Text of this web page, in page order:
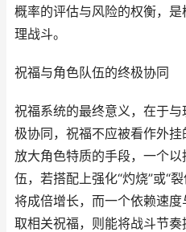
概率的评估与风险的权衡，
理战斗。
祝福与角色队伍的终极协同
祝福系统的最终意义，在于
极协同，祝福不应被看作外
放大角色特质的手段，一个
伍，若搭配上强化“灼烧”或“
将成倍增长，而一个依赖速
取相关祝福，则能将战斗节